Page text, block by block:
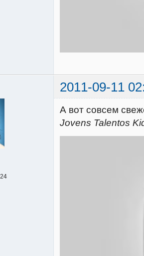
2011-09-11
А вот совсем
Jovens Talentos